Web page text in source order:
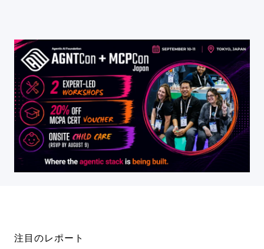
注目のレポート